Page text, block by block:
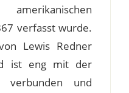
verfasst wurde.
Lewis Redner
ist eng mit der
verbunden und